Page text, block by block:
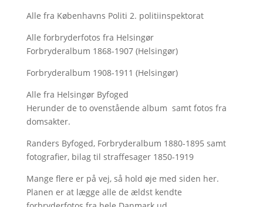
Alle fra Københavns Politi 2. politiinspektorat
Alle forbryderfotos fra Helsingør
Forbryderalbum 1868-1907 (Helsingør)
Forbryderalbum 1908-1911 (Helsingør)
Alle fra Helsingør Byfoged
Herunder de to ovenstående album samt fotos fra
domsakter.
Randers Byfoged, Forbryderalbum 1880-1895 samt
fotografier, bilag til straffesager 1850-1919
Mange flere er på vej, så hold øje med siden her.
Planen er at lægge alle de ældst kendte